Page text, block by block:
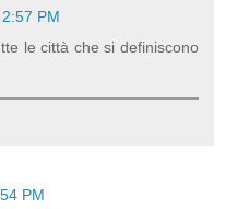
PM
le città che si definiscono
PM